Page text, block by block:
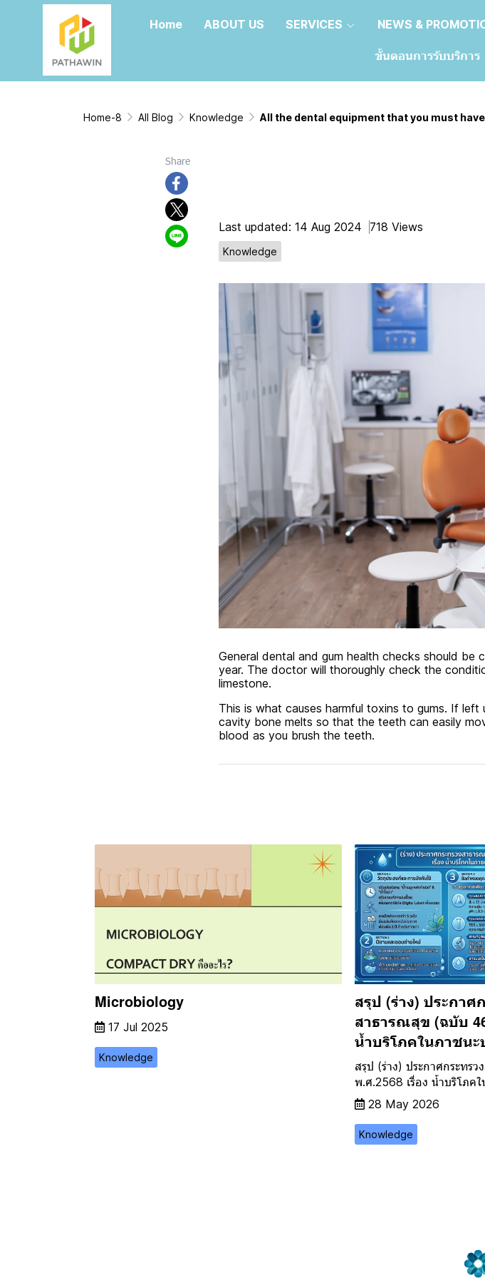
Home ABOUT US SERVICES NEWS &
ขั้นตอนการรับบริการ
Home-8 All Blog Knowledge All the dental equipment that you must
Share
Last updated: 14 Aug 2024 718 Views
Knowledge
General dental and gum health checks should
year. The doctor will thoroughly check the
limestone.
This is what causes harmful toxins to gums. If
cavity bone melts so that the teeth can easily
blood as you brush the teeth.
Microbiology
17 Jul 2025
Knowledge
สรุป (ร่าง) ประกาศ
สาธารณสุข (ฉบับ
น้ำบริโภคในภาชน
สรุป (ร่าง) ประกาศกระทร
พ.ศ.2568 เรื่อง น้ำบริโภค
28 May 2026
Knowledge